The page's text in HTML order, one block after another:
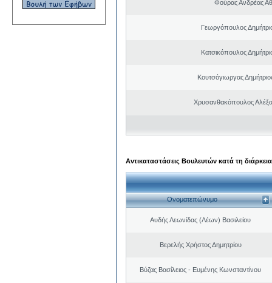
Φούρας Ανδρέας
Γεωργόπουλος
Κατσικόπουλος
Κουτσόγιωργας
Χρυσανθακόπουλος
Αντικαταστάσεις Βουλευτών κατά τη
Ονοματεπώνυμο
Αυδής Λεωνίδας (Λέων) Βασιλείου
Βερελής Χρήστος Δημητρίου
Βύζας Βασίλειος - Ευμένης Κωνσταντίνου